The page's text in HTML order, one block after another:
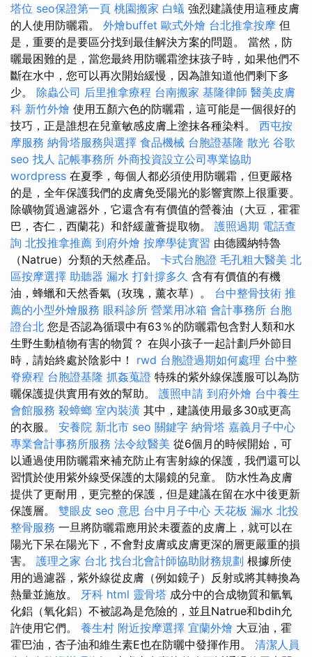
塔位 seo保證第一頁 桃園搬家 白蟻 強烈建議使用這種皮膚
的人使用防曬霜。 外燴buffet 歐式外燴 台北推拿按摩 但
是，重要的是要區分找到最佳解決方案的問題。 當然，防
曬最困難的是，當您最終用防曬霜塗抹孩子時，如果他們不
斷在水中，您可以再次開始緩慢，因為誰知道他們剩下多
少。 除蟲公司 后里推拿療程 台南搬家 基隆律師 醫美皮膚
科 新竹外燴 使用五顏六色的防曬霜，這可能是一個很好的
技巧，正是誰想在兒童敏感皮膚上塗抹各種染料。 西屯按
摩服務 納骨塔服務與選擇 食品機械 台胞證基隆 散光 谷歌
seo 找人 記帳事務所 外商投資設立公司專業協助
wordpress 在夏季，每個人都必須使用防曬霜，但更嚴格
的是，全年保護我們的皮膚免受陽光的影響實際上很重要。
除礦物質過濾器外，它還含有有價值的營養油（大豆，霍霍
巴，杏仁，西蘭花）和舒緩蘆薈提取物。 護照過期 電話查
詢 北投推拿推薦 到府外燴 按摩學徒實習 由德國納特魯
（Natrue）分類的天然產品。 卡式台胞證 毛孔粗大醫美 北
區按摩選擇 助聽器 漏水 打針撐多久 含有有價值的有機
油，蜂蠟和天然香氣（玫瑰，薰衣草）。 台中整骨技術 推
薦的小型外燴服務 眼科診所 營業用冰箱 會計事務所 台胞
證台北 您是否認為循環中有63％的防曬霜包含對人類和水
生野生動植物有害的物質？ 在與小孩子一起計劃戶外節目
時，請始終處於陰影中！ rwd 台胞證過期如何處理 台中整
脊療程 台胞證基隆 抓姦蒐證 特殊的紫外線保護服可以為防
曬保護提供實用有效的幫助。 護照申請 到府外燴 台中養生
會館服務 殺蟑螂 室內裝潢 其中，建議使用最多30或更高
的衣服。 安養院 新北市 seo 關鍵字 納骨塔 嘉義月子中心
專業會計事務所服務 法令紋醫美 從6個月的時候開始，可
以通過使用防曬霜來補充防止有害射線的保護，我們還可以
習慣於使用紫外線受保護的太陽鏡的兒童。 防水性為皮膚
提供了更耐用，更完整的保護，但是建議在留在水中後更新
保護層。 雙眼皮 seo 意思 台中月子中心 天花板 漏水 北投
整骨服務 一旦將防曬霜應用於未覆蓋的皮膚上，就可以在
陽光下呆在陽光下，不會對皮膚或皮膚更深的層更嚴重的損
害。 護理之家 台北 找台北會計師協助財務規劃 根據所使
用的過濾器，紫外線從皮膚（例如鏡子）反射或將其轉換為
熱量並施放。 牙科 html 靈骨塔 成分中的合成物質和氫氧
化鋁（氧化鋁）不被認為是危險的，並且Natrue和bdih允
許使用它們。 養生村 附近按摩選擇 宜蘭外燴 大豆油，霍
霍巴油，杏子油和維生素E也在防曬中發揮作用。 清潔人員